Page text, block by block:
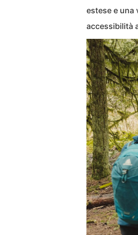
estese e una
accessibilità